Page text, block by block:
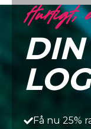
Hurtigt,
DIN
Få nu 25%